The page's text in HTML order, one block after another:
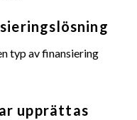
typ av finansiering
upprättas